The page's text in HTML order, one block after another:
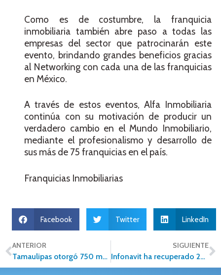
Como es de costumbre, la franquicia
inmobiliaria también abre paso a todas las
empresas del sector que patrocinarán este
evento, brindando grandes beneficios gracias
al Networking con cada una de las franquicias
en México.
A través de estos eventos, Alfa Inmobiliaria
continúa con su motivación de producir un
verdadero cambio en el Mundo Inmobiliario,
mediante el profesionalismo y desarrollo de
sus más de 75 franquicias en el país.
Franquicias Inmobiliarias
Facebook Twitter LinkedIn
ANTERIOR
Tamaulipas otorgó 750 mdp en créditos para vivienda
SIGUIENTE
Infonavit ha recuperado 285 viviendas este año en Michoacán